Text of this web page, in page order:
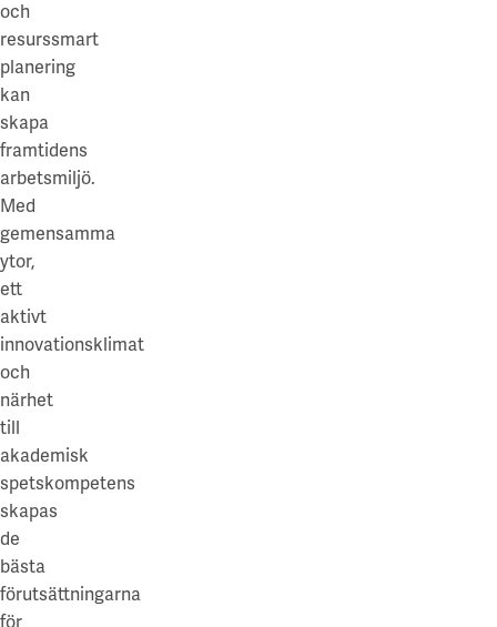
och
resurssmart
planering
kan
skapa
framtidens
arbetsmiljö.
Med
gemensamma
ytor,
ett
aktivt
innovationsklimat
och
närhet
till
akademisk
spetskompetens
skapas
de
bästa
förutsättningarna